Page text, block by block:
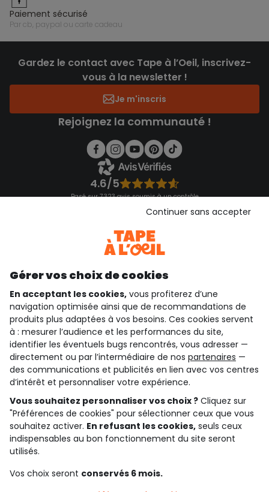
paiement sécurisé
par cb, paypal ou carte cadeau
Gardez le contact avec Tape à l’Oeil, inscrivez-
vous à la newsletter !
Je m'inscris
Rejoignez la communauté !
4.6/5
Basé sur 7 323 avis soumis à un contrôle
Consulter les CGU
qui sommes-nous ?
besoin d'aide ?
le club fidélité
notre catalogue
Conditions générales de ventes et d'utilisation
Conditions d’utilisation des réseaux sociaux
Politique de confidentialité
Cookies et données personnelles
Gérer vos choix de cookies
En acceptant les cookies, vous profiterez d’une
navigation optimisée ainsi que de recommandations de
produits plus adaptées à vos besoins. Ces cookies servent
à : mesurer l’audience et les performances du site,
identifier les éventuels bugs rencontrés, vous adresser —
directement ou par l’intermédiaire de nos partenaires —
des communications et publicités en lien avec vos centres
d’intérêt et personnaliser votre expérience.
Vous souhaitez personnaliser vos choix ? Cliquez sur
"Préférences de cookies" pour sélectionner ceux que vous
souhaitez activer. En refusant les cookies, seuls ceux
indispensables au bon fonctionnement du site seront
utilisés.
Vos choix seront conservés 6 mois.
Continuer sans accepter